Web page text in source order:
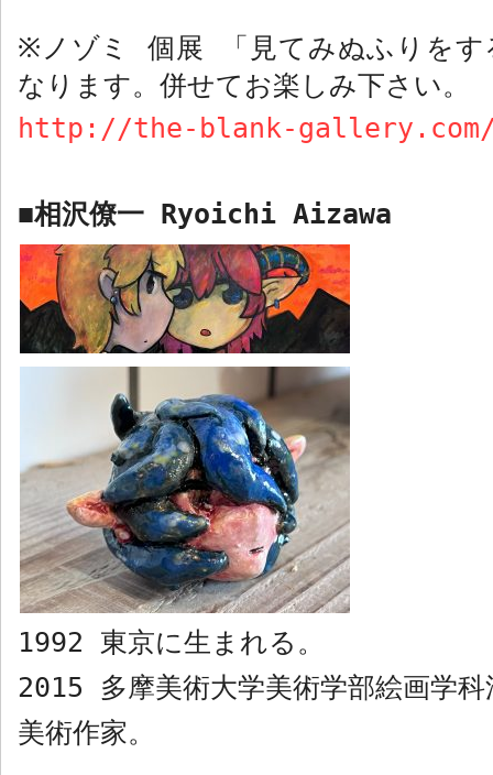
※ ノゾミ 個展 「見てみぬふりをす
なります。併せてお楽しみ下さい。
http://the-blank-gallery.com/
■相沢僚一 Ryoichi Aizawa
1992 東京に生まれる。
2015 多摩美術大学美術学部絵画学
美術作家。